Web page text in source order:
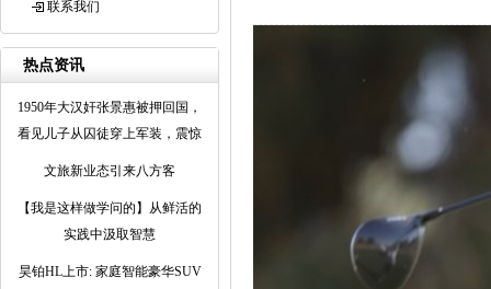
联系我们
热点资讯
1950年大汉奸张景惠被押回国，
看见儿子从囚徒穿上军装，震惊
文旅新业态引来八方客
【我是这样做学问的】从鲜活的
实践中汲取智慧
昊铂HL上市: 家庭智能豪华SUV